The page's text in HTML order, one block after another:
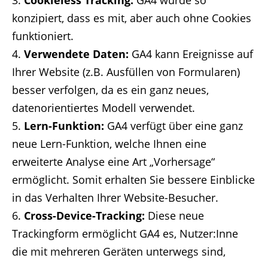
konzipiert, dass es mit, aber auch ohne Cookies
funktioniert.
Verwendete Daten: GA4 kann Ereignisse auf
Ihrer Website (z.B. Ausfüllen von Formularen)
besser verfolgen, da es ein ganz neues,
datenorientiertes Modell verwendet.
Lern-Funktion: GA4 verfügt über eine ganz
neue Lern-Funktion, welche Ihnen eine
erweiterte Analyse eine Art „Vorhersage“
ermöglicht. Somit erhalten Sie bessere Einblicke
in das Verhalten Ihrer Website-Besucher.
Cross-Device-Tracking: Diese neue
Trackingform ermöglicht GA4 es, Nutzer:Inne
die mit mehreren Geräten unterwegs sind,